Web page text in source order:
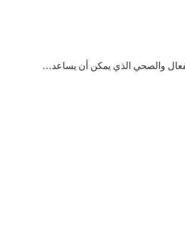
والصحي الذي يمكن أن يساعد…